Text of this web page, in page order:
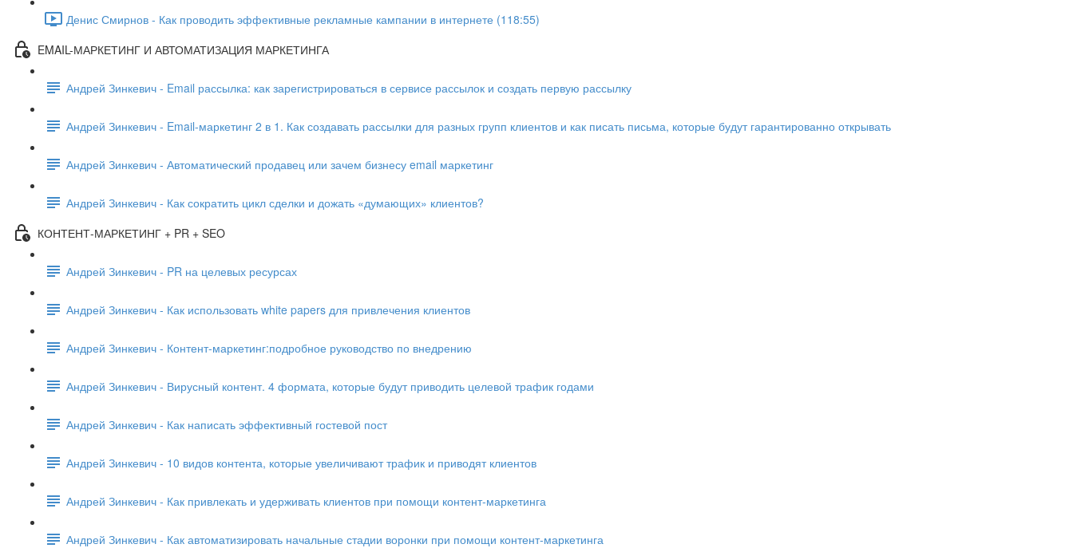
Денис Смирнов - Как проводить эффективные рекламные кампании в интернете (118:55)
EMAIL-МАРКЕТИНГ И АВТОМАТИЗАЦИЯ МАРКЕТИНГА
Андрей Зинкевич - Email рассылка: как зарегистрироваться в сервисе рассылок и создать первую рассылку
Андрей Зинкевич - Email-маркетинг 2 в 1. Как создавать рассылки для разных групп клиентов и как писать письма, которые будут гарантированно открывать
Андрей Зинкевич - Автоматический продавец или зачем бизнесу email маркетинг
Андрей Зинкевич - Как сократить цикл сделки и дожать «думающих» клиентов?
КОНТЕНТ-МАРКЕТИНГ + PR + SEO
Андрей Зинкевич - PR на целевых ресурсах
Андрей Зинкевич - Как использовать white papers для привлечения клиентов
Андрей Зинкевич - Контент-маркетинг:подробное руководство по внедрению
Андрей Зинкевич - Вирусный контент. 4 формата, которые будут приводить целевой трафик годами
Андрей Зинкевич - Как написать эффективный гостевой пост
Андрей Зинкевич - 10 видов контента, которые увеличивают трафик и приводят клиентов
Андрей Зинкевич - Как привлекать и удерживать клиентов при помощи контент-маркетинга
Андрей Зинкевич - Как автоматизировать начальные стадии воронки при помощи контент-маркетинга